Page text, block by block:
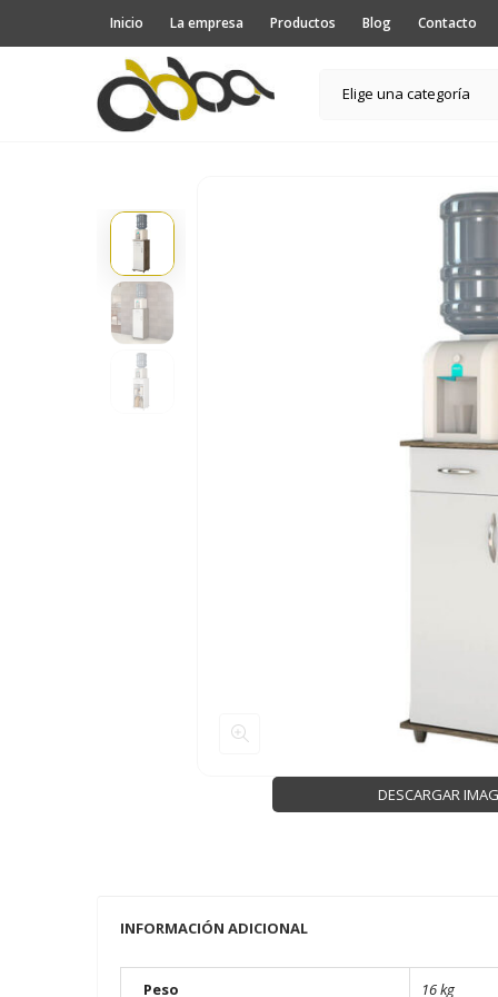
Inicio La empresa Productos Blog Contacto
Elige una categoría
DESCARGAR
INFORMACIÓN ADICIONAL
Peso 16 kg